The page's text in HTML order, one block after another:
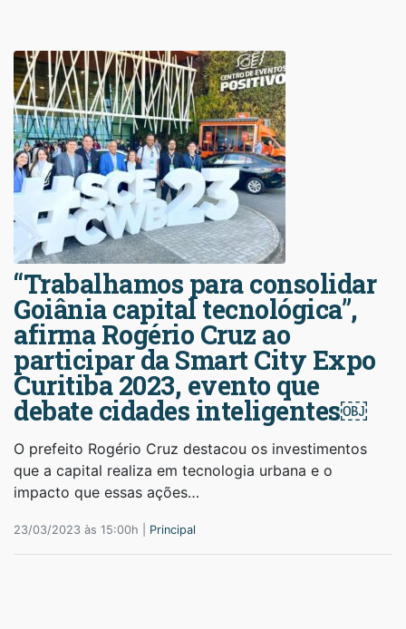
“Trabalhamos para consolidar
Goiânia capital tecnológica”,
afirma Rogério Cruz ao
participar da Smart City Expo
Curitiba 2023, evento que
debate cidades inteligentes￼
O prefeito Rogério Cruz destacou os investimentos
que a capital realiza em tecnologia urbana e o
impacto que essas ações…
23/03/2023 às 15:00h | Principal